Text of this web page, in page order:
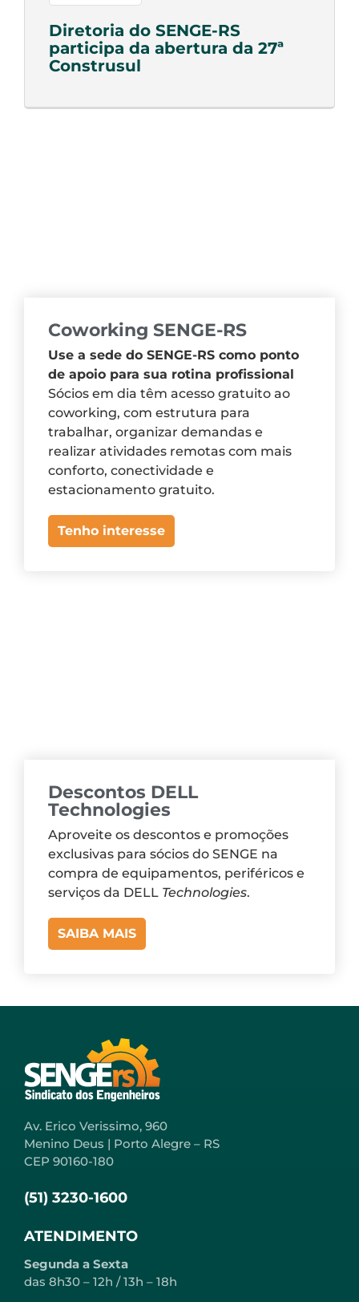
Diretoria do SENGE-RS
participa da abertura da 27ª
Construsul
Coworking SENGE-RS
Use a sede do SENGE-RS como ponto
de apoio para sua rotina profissional
Sócios em dia têm acesso gratuito ao
coworking, com estrutura para
trabalhar, organizar demandas e
realizar atividades remotas com mais
conforto, conectividade e
estacionamento gratuito.
Tenho interesse
Descontos DELL
Technologies
Aproveite os descontos e promoções
exclusivas para sócios do SENGE na
compra de equipamentos, periféricos e
serviços da DELL Technologies.
SAIBA MAIS
Av. Erico Verissimo, 960
Menino Deus | Porto Alegre – RS
CEP 90160-180
(51) 3230-1600
ATENDIMENTO
Segunda a Sexta
das 8h30 – 12h / 13h – 18h